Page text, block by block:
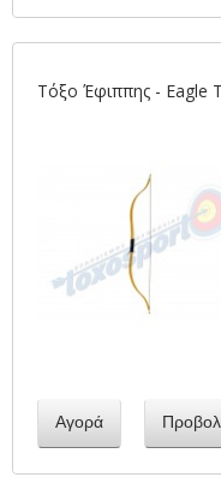
Τόξο Έφιππης - Eagle
Αγορά